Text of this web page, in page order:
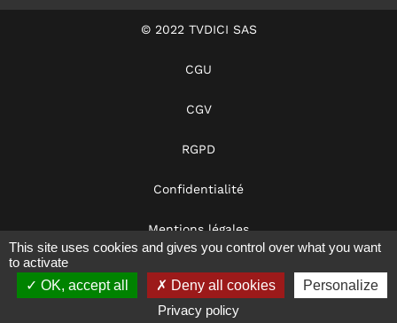
© 2022 TVDICI SAS
CGU
CGV
RGPD
Confidentialité
Mentions légales
Notre éthique
This site uses cookies and gives you control over what you want
to activate
OK, accept all
Deny all cookies
Personalize
Privacy policy